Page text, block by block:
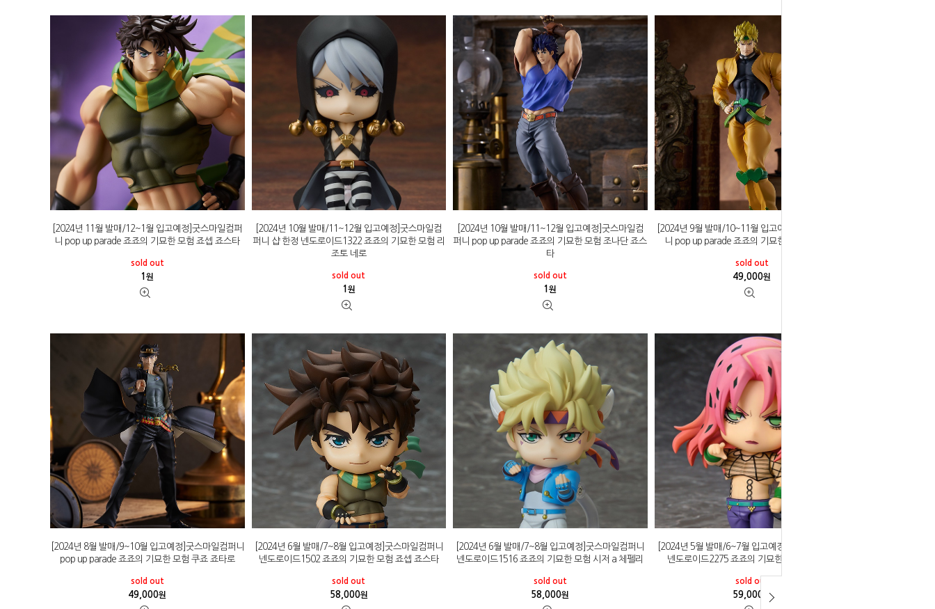
[2024년 11월 발매/12~1월 입고예정]굿스마일컴퍼
니 pop up parade 죠죠의 기묘한 모험 죠셉 죠스타
sold out
1원
[2024년 10월 발매/11~12월 입고예정]굿스마일컴
퍼니 샵 한정 넨도로이드1322 죠죠의 기묘한 모험 리
조토 네로
sold out
1 원
[2024년 10월 발매/11~12월 입고예정]굿스마일컴
퍼니 pop up parade 죠죠의 기묘한 모험 조나단 죠스
타
sold out
1원
[2024년 9월 발매/10~11월 입고예정]굿스마일컴퍼
니 pop up parade 죠죠의 기묘한 모험 DIO 디오
sold out
49,000원
[2024년 8월 발매/9~10월 입고예정]굿스마일컴퍼니
pop up parade 죠죠의 기묘한 모험 쿠죠 죠타로
sold out
49,000원
[2024년 6월 발매/7~8월 입고예정]굿스마일컴퍼니
넨도로이드1502 죠죠의 기묘한 모험 죠셉 죠스타
sold out
58,000원
[2024년 6월 발매/7~8월 입고예정]굿스마일컴퍼니
넨도로이드1516 죠죠의 기묘한 모험 시저 a 체펠리
sold out
58,000원
[2024년 5월 발매/6~7월 입고예정]굿스마일컴퍼니
넨도로이드2275 죠죠의 기묘한 모험 디아볼로
sold out
59,000 원